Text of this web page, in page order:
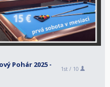
Pohár 2025 -
1st / 10